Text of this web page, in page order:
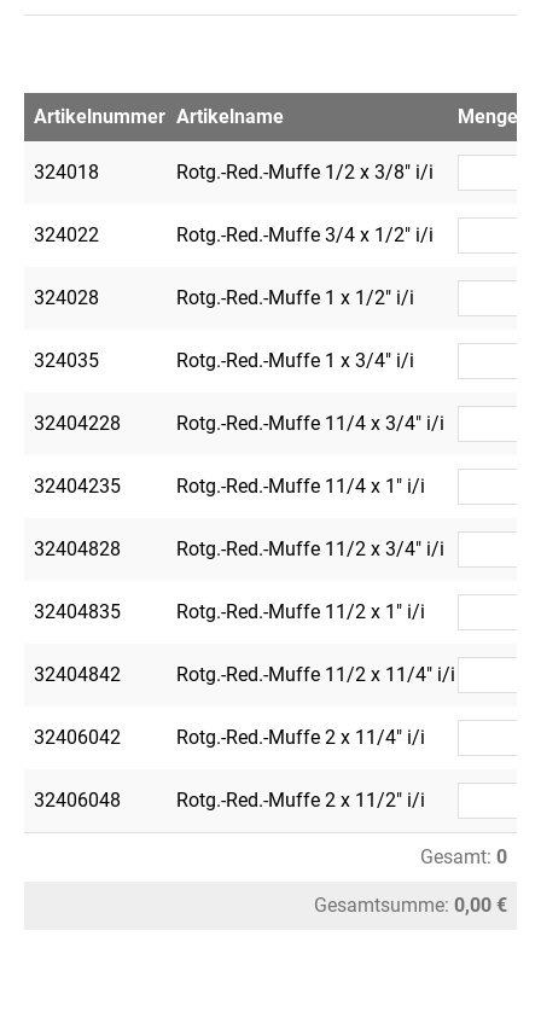
Artikelnummer Artikelname Menge
324018 Rotg.-Red.-Muffe 1/2 x 3/8" i/i
324022 Rotg.-Red.-Muffe 3/4 x 1/2" i/i
324028 Rotg.-Red.-Muffe 1 x 1/2" i/i
324035 Rotg.-Red.-Muffe 1 x 3/4" i/i
32404228 Rotg.-Red.-Muffe 11/4 x 3/4" i/i
32404235 Rotg.-Red.-Muffe 11/4 x 1" i/i
32404828 Rotg.-Red.-Muffe 11/2 x 3/4" i/i
32404835 Rotg.-Red.-Muffe 11/2 x 1" i/i
32404842 Rotg.-Red.-Muffe 11/2 x 11/4" i/i
32406042 Rotg.-Red.-Muffe 2 x 11/4" i/i
32406048 Rotg.-Red.-Muffe 2 x 11/2" i/i
Gesamt: 0
Gesamtsumme: 0,00 €